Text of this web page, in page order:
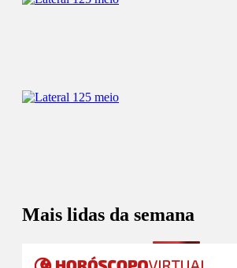
Mais lidas da semana